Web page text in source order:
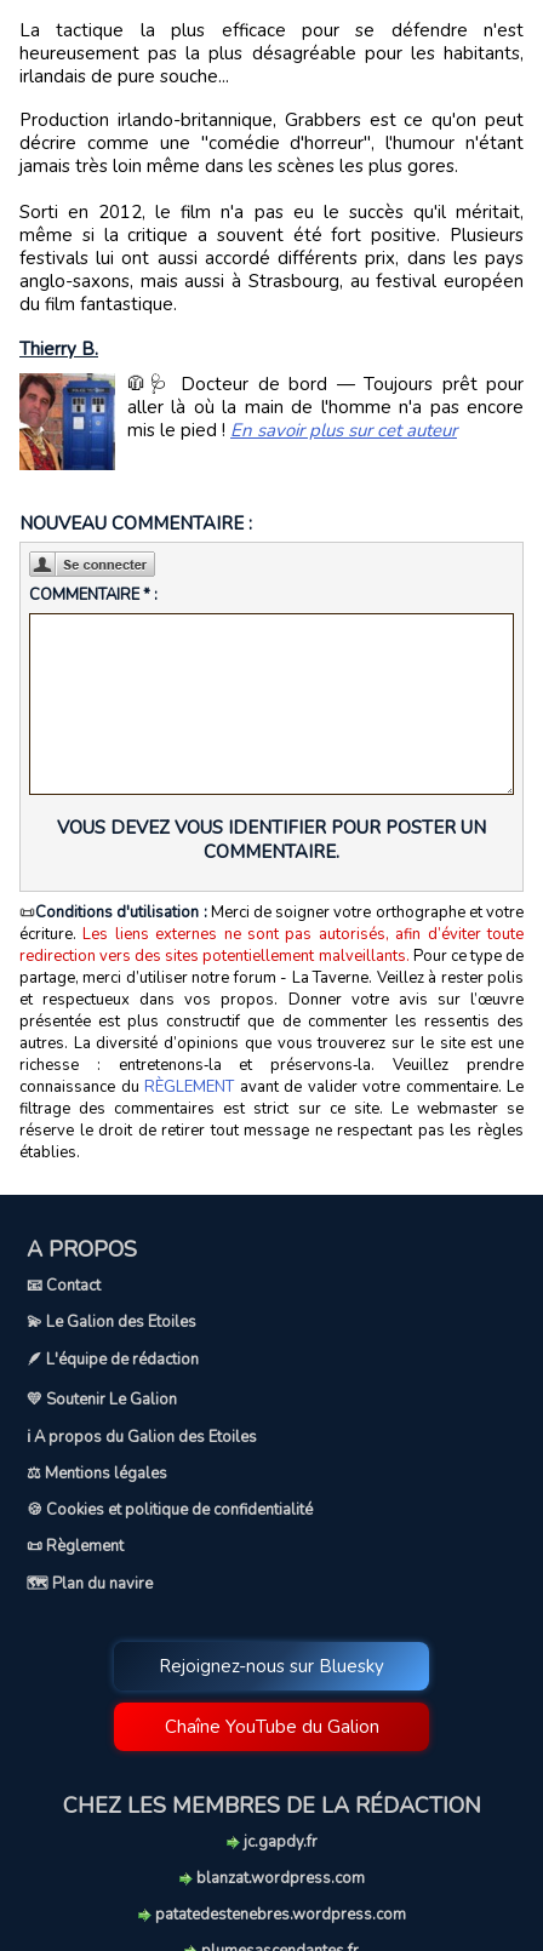
La tactique la plus efficace pour se défendre n'est
heureusement pas la plus désagréable pour les habitants,
irlandais de pure souche...
Production irlando-britannique, Grabbers est ce qu'on peut
décrire comme une "comédie d'horreur", l'humour n'étant
jamais très loin même dans les scènes les plus gores.
Sorti en 2012, le film n'a pas eu le succès qu'il méritait,
même si la critique a souvent été fort positive. Plusieurs
festivals lui ont aussi accordé différents prix, dans les pays
anglo-saxons, mais aussi à Strasbourg, au festival européen
du film fantastique.
Thierry B.
🧥🩺 Docteur de bord — Toujours prêt pour
aller là où la main de l'homme n'a pas encore
mis le pied ! En savoir plus sur cet auteur
NOUVEAU COMMENTAIRE :
COMMENTAIRE * :
VOUS DEVEZ VOUS IDENTIFIER POUR POSTER UN
COMMENTAIRE.
📜Conditions d'utilisation :Merci de soigner votre orthographe et votre
écriture.Les liens externes ne sont pas autorisés, afin d’éviter toute
redirection vers des sites potentiellement malveillants. Pour ce type de
partage, merci d’utiliser notre forum - La Taverne. Veillez à rester polis
et respectueux dans vos propos. Donner votre avis sur l’œuvre
présentée est plus constructif que de commenter les ressentis des
autres. La diversité d’opinions que vous trouverez sur le site est une
richesse : entretenons‑la et préservons‑la. Veuillez prendre
connaissance du RÈGLEMENTavant de valider votre commentaire. Le
filtrage des commentaires est strict sur ce site. Le webmaster se
réserve le droit de retirer tout message ne respectant pas les règles
établies.
A PROPOS
📧 Contact
💫 Le Galion des Etoiles
🪶 L'équipe de rédaction
💛 Soutenir Le Galion
ℹ️ A propos du Galion des Etoiles
⚖️ Mentions légales
🍪 Cookies et politique de confidentialité
📜 Règlement
🗺️ Plan du navire
Rejoignez-nous sur Bluesky
Chaîne YouTube du Galion
CHEZ LES MEMBRES DE LA RÉDACTION
jc.gapdy.fr
blanzat.wordpress.com
patatedestenebres.wordpress.com